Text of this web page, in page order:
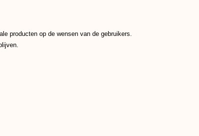
producten op de wensen van de gebruikers.